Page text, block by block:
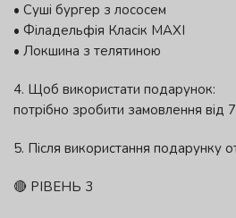
• Суші бургер з лососем
• Філадельфія Класік MAXI
• Локшина з телятиною
4. Щоб використати подарунок:
потрібно зробити замовлення від
5. Після використання подарунку
🔴 РІВЕНЬ 3